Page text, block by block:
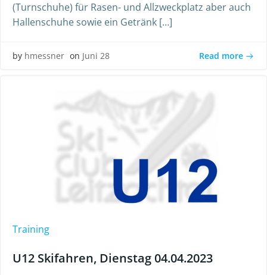
(Turnschuhe) für Rasen- und Allzweckplatz aber auch
Hallenschuhe sowie ein Getränk […]
by hmessner on Juni 28 Read more
Training
U12 Skifahren, Dienstag 04.04.2023